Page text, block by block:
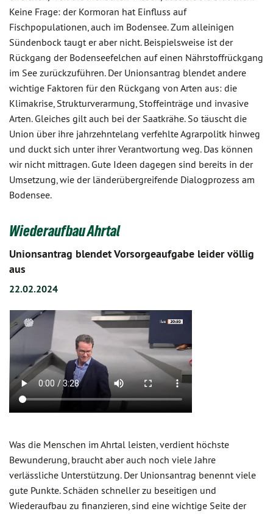
Keine Frage: der Kormoran hat Einfluss auf
Fischpopulationen, auch im Bodensee. Zum alleinigen
Sündenbock taugt er aber nicht. Beispielsweise ist der
Rückgang der Bodenseefelchen auf einen Nährstoffrückgang
im See zurückzuführen. Der Unionsantrag blendet andere
wichtige Faktoren für den Rückgang von Arten aus: die
Klimakrise, Strukturverarmung, Stoffeinträge und invasive
Arten. Gleiches gilt auch bei der Saatkrähe. So täuscht die
Union über ihre jahrzehntelang verfehlte Agrarpolitk hinweg
und duckt sich unter ihrer Verantwortung weg. Das können
wir nicht mittragen. Gute Ideen dagegen sind bereits in der
Umsetzung, wie der länderübergreifende Dialogprozess am
Bodensee.
Wiederaufbau Ahrtal
Unionsantrag blendet Vorsorgeaufgabe leider völlig
aus
22.02.2024
Was die Menschen im Ahrtal leisten, verdient höchste
Bewunderung, braucht aber auch noch viele Jahre
verlässliche Unterstützung. Der Unionsantrag benennt viele
gute Punkte. Schäden schneller zu beseitigen und
Wiederaufbau zu finanzieren, sind eine wichtige Seite der